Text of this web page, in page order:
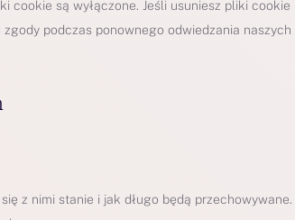
cookie są wyłączone. Jeśli usuniesz pliki cookie
podczas ponownego odwiedzania naszych
z nimi stanie i jak długo będą przechowywane.